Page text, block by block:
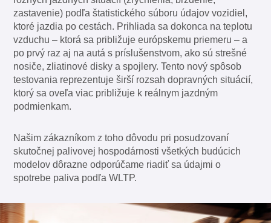
zastavenie) podľa štatistického súboru údajov vozidiel,
ktoré jazdia po cestách. Prihliada sa dokonca na teplotu
vzduchu – ktorá sa približuje európskemu priemeru – a
po prvý raz aj na autá s príslušenstvom, ako sú strešné
nosiče, zliatinové disky a spojlery. Tento nový spôsob
testovania reprezentuje širší rozsah dopravných situácií,
ktorý sa oveľa viac približuje k reálnym jazdným
podmienkam.
Našim zákazníkom z toho dôvodu pri posudzovaní
skutočnej palivovej hospodárnosti všetkých budúcich
modelov dôrazne odporúčame riadiť sa údajmi o
spotrebe paliva podľa WLTP.